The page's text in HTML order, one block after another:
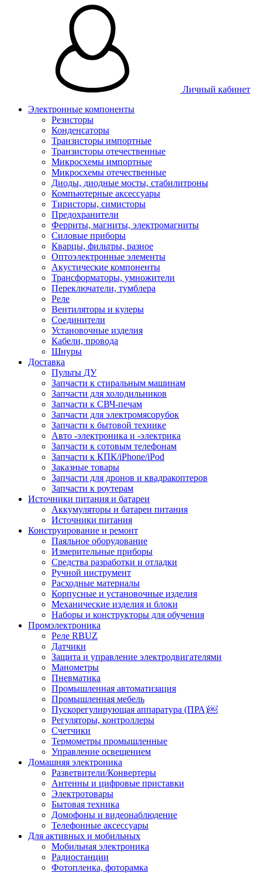
Личный кабинет
Электронные компоненты
Резисторы
Конденсаторы
Транзисторы импортные
Транзисторы отечественные
Микросхемы импортные
Микросхемы отечественные
Диоды, диодные мосты, стабилитроны
Компьютерные аксессуары
Тиристоры, симисторы
Предохранители
Ферриты, магниты, электромагниты
Силовые приборы
Кварцы, фильтры, разное
Оптоэлектронные элементы
Акустические компоненты
Трансформаторы, умножители
Переключатели, тумблера
Реле
Вентиляторы и кулеры
Соединители
Установочные изделия
Кабели, провода
Шнуры
Доставка
Пульты ДУ
Запчасти к стиральным машинам
Запчасти для холодильников
Запчасти к СВЧ-печам
Запчасти для электромясорубок
Запчасти к бытовой технике
Авто -электроника и -электрика
Запчасти к сотовым телефонам
Запчасти к КПК/iPhone/iPod
Заказные товары
Запчасти для дронов и квадракоптеров
Запчасти к роутерам
Источники питания и батареи
Аккумуляторы и батареи питания
Источники питания
Конструирование и ремонт
Паяльное оборудование
Измерительные приборы
Средства разработки и отладки
Ручной инструмент
Расходные материалы
Корпусные и установочные изделия
Механические изделия и блоки
Наборы и конструкторы для обучения
Промэлектроника
Реле RBUZ
Датчики
Защита и управление электродвигателями
Манометры
Пневматика
Промышленная автоматизация
Промышленная мебель
Пускорегулирующая аппаратура (ПРА)￼
Регуляторы, контроллеры
Счетчики
Термометры промышленные
Управление освещением
Домашняя электроника
Разветвители/Конвертеры
Антенны и цифровые приставки
Электротовары
Бытовая техника
Домофоны и видеонаблюдение
Телефонные аксессуары
Для активных и мобильных
Мобильная электроника
Радиостанции
Фотопленка, фоторамка